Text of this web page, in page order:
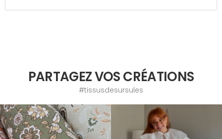
PARTAGEZ VOS CRÉATIONS
#tissusdesursules